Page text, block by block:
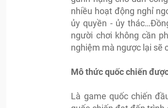
nhiều hoạt động nghỉ
ủy quyền - ủy
người chơi không cần
nghiệm mà ngược lại sẽ
Mô thức quốc chiến
Là game quốc chiến